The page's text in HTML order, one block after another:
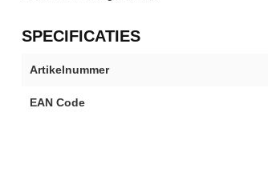
SPECIFICATIES
Artikelnummer
EAN Code